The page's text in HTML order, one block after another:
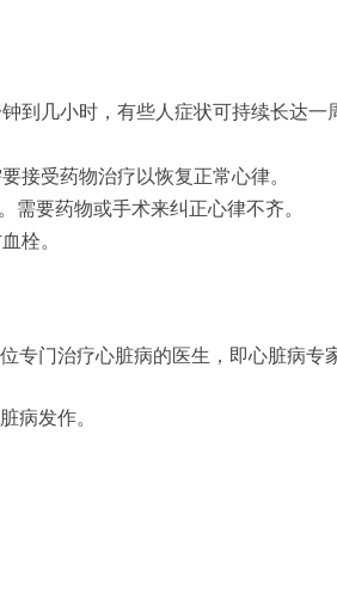
到几小时，有些人症状可持续长达
接受药物治疗以恢复正常心律。
要药物或手术来纠正心律不齐。
栓。
专门治疗心脏病的医生，即心脏病专
病发作。